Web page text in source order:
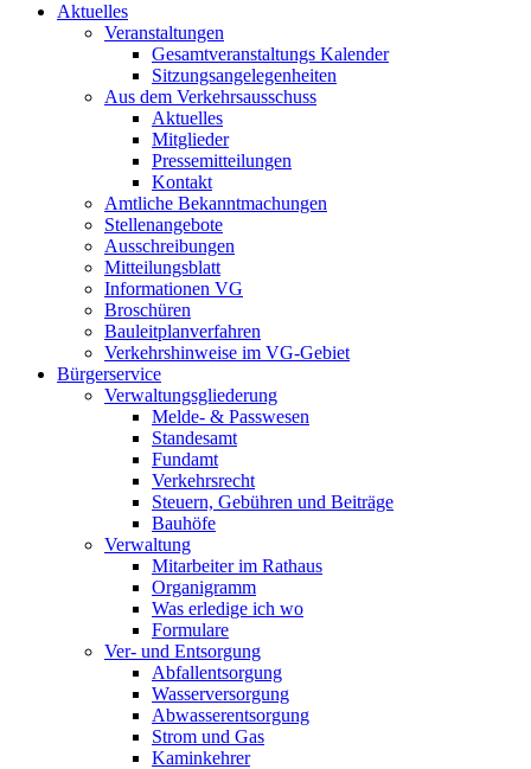
Aktuelles
Veranstaltungen
Gesamtveranstaltungs Kalender
Sitzungsangelegenheiten
Aus dem Verkehrsausschuss
Aktuelles
Mitglieder
Pressemitteilungen
Kontakt
Amtliche Bekanntmachungen
Stellenangebote
Ausschreibungen
Mitteilungsblatt
Informationen VG
Broschüren
Bauleitplanverfahren
Verkehrshinweise im VG-Gebiet
Bürgerservice
Verwaltungsgliederung
Melde- & Passwesen
Standesamt
Fundamt
Verkehrsrecht
Steuern, Gebühren und Beiträge
Bauhöfe
Verwaltung
Mitarbeiter im Rathaus
Organigramm
Was erledige ich wo
Formulare
Ver- und Entsorgung
Abfallentsorgung
Wasserversorgung
Abwasserentsorgung
Strom und Gas
Kaminkehrer